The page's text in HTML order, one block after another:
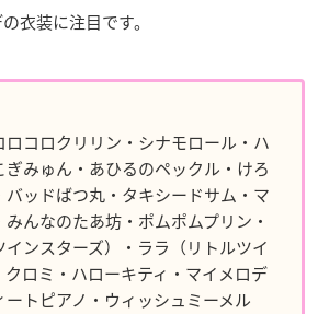
衣装に注目です。
ロコロクリリン・シナモロール・ハ
ぎみゅん・あひるのペックル・けろ
バッドばつ丸・タキシードサム・マ
んなのたあ坊・ポムポムプリン・
ンスターズ）・ララ（リトルツイ
クロミ・ハローキティ・マイメロデ
ートピアノ・ウィッシュミーメル